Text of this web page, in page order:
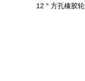
12＂方孔橡胶轮